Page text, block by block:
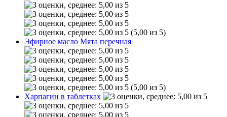
(5,00 из 5)
Эфирное масло Мята перечная
(5,00 из 5)
Харпагин в таблетках